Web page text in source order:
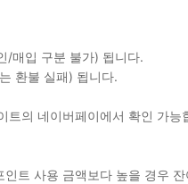
/매입 구분 불가) 됩니다.
환불 실패) 됩니다.
트의 네이버페이에서 확인 가능
트 사용 금액보다 높을 경우